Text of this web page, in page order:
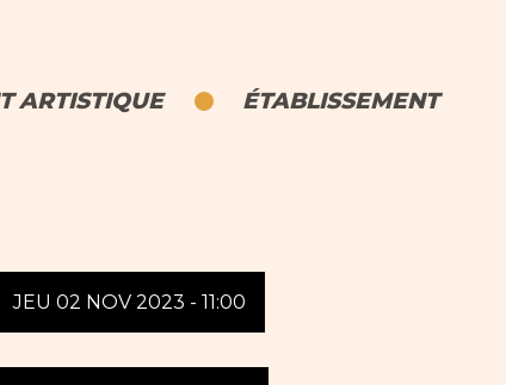
ARTISTIQUE ÉTABLISSEMENT
JEU 02 NOV 2023 - 11:00